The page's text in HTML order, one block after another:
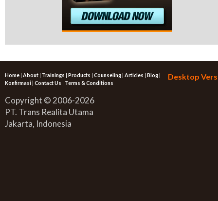
Desktop
Home | About | Trainings | Products | Counseling | Articles | Blog |
Konfirmasi | Contact Us | Terms & Conditions
Copyright © 2006-2026
PT. Trans Realita Utama
Jakarta, Indonesia